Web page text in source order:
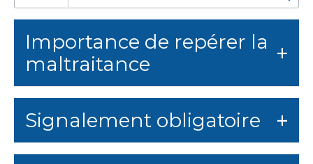
Importance de repérer la
maltraitance
Signalement obligatoire
Je